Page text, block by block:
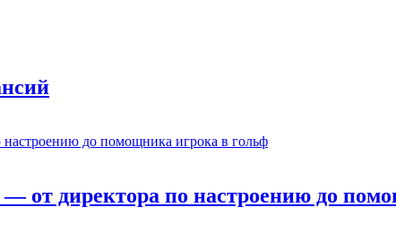
от директора по настроению до